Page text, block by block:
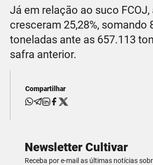
Já em relação ao suco FCOJ,
cresceram 25,28%, somando
toneladas ante as 657.113
safra anterior.
Compartilhar
Newsletter Cultivar
Receba por e-mail as últimas notícias